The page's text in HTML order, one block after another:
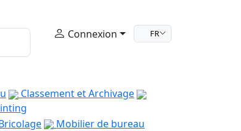
Connexion FR
Classement et Archivage
Mobilier de bureau